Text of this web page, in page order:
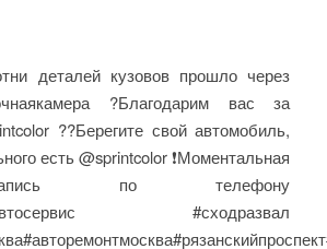
деталей кузовов прошло через
?Благодарим вас за
??Берегите свой автомобиль,
есть @sprintcolor ❗️Моментальная
по телефону
#сходразвал